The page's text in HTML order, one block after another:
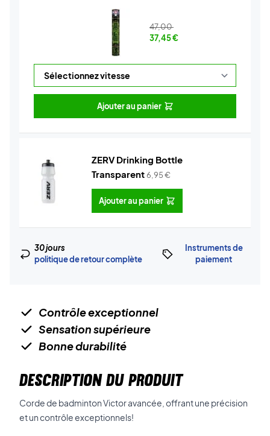
47,00
37,45€
Ajouter au panier
ZERV Drinking Bottle
Transparent6,95€
Ajouter au panier
30 jours
politique de retour complète
Instruments de
paiement
Contrôle exceptionnel
Sensation supérieure
Bonne durabilité
DESCRIPTION DU PRODUIT
Corde de badminton Victor avancée, offrant une précision
et un contrôle exceptionnels!